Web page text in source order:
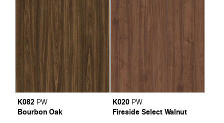
K082 PW
Bourbon Oak
K020 PW
Fireside Select Walnut